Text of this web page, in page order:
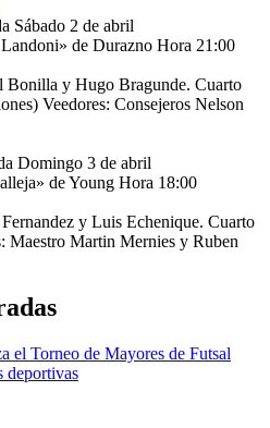
Sábado 2 de abril
de Durazno Hora 21:00
Bonilla y Hugo Bragunde. Cuarto
Veedores: Consejeros Nelson
Domingo 3 de abril
de Young Hora 18:00
y Luis Echenique. Cuarto
Maestro Martin Mernies y Ruben
el Torneo de Mayores de Futsal
deportivas